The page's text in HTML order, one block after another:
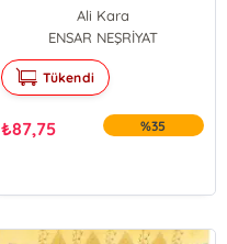
Ali Kara
ENSAR NEŞRİYAT
Tükendi
₺87,75 %35